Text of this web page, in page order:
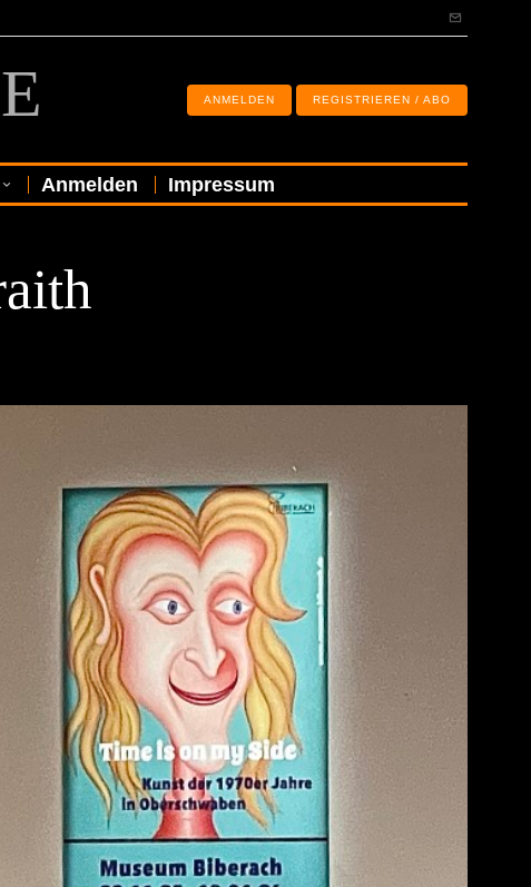
ANMELDEN REGISTRIEREN / ABO
Anmelden Impressum